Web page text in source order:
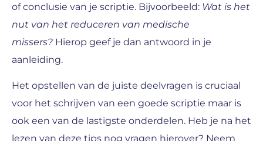
of conclusie van je scriptie. Bijvoorbeeld: Wat is het
nut van het reduceren van medische
missers? Hierop geef je dan antwoord in je
aanleiding.
Het opstellen van de juiste deelvragen is cruciaal
voor het schrijven van een goede scriptie maar is
ook een van de lastigste onderdelen. Heb je na het
lezen van deze tips nog vragen hierover? Neem